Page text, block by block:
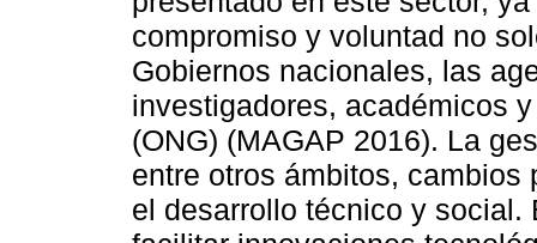
compromiso y voluntad no
Gobiernos nacionales, las
investigadores, académicos
(ONG) (MAGAP 2016). La
entre otros ámbitos,
el desarrollo técnico y